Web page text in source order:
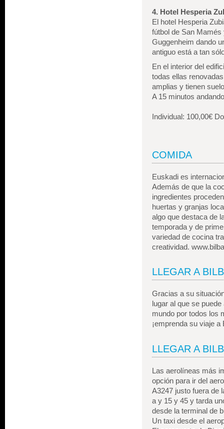
4. Hotel Hesperia
El hotel Hesperia
fútbol de San
Guggenheim dando
antiguo está a tan
En el interior del
todas ellas
amplias y tienen
A 15 minutos
Individual: 100,00€
COMIDA
Euskadi es
Además de que la
ingredientes
huertas y granjas
algo que destaca de
temporada y de
variedad de cocina
creatividad.
LLEGAR A
Gracias a su
lugar al que se
mundo por todos los
¡emprenda su viaje a
LLEGAR A
Las aerolíneas más
opción para ir del
A3247 justo fuera de
a y 15 y 45 y tarda
desde la terminal de
Un taxi desde el